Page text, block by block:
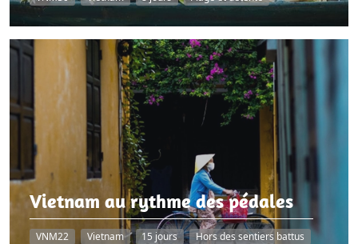
Vietnam au rythme des pédales
VNM22 Vietnam 15 jours Hors des sentiers battus